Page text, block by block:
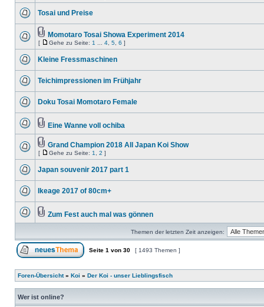
Tosai und Preise
Momotaro Tosai Showa Experiment 2014
[ Gehe zu Seite: 1 4 5 6 ]
Kleine Fressmaschinen
Teichimpressionen im Frühjahr
Doku Tosai Momotaro Female
Eine Wanne voll ochiba
Grand Champion 2018 All Japan Koi Show
[ Gehe zu Seite: 1 2 ]
Japan souvenir 2017 part 1
Ikeage 2017 of 80cm+
Zum Fest auch mal was gönnen
Themen der letzten Zeit anzeigen:
Seite 1 von 30 [ 1493 Themen ]
Foren-Übersicht» Koi » Der Koi - unser Lieblingsfisch
Wer ist online?